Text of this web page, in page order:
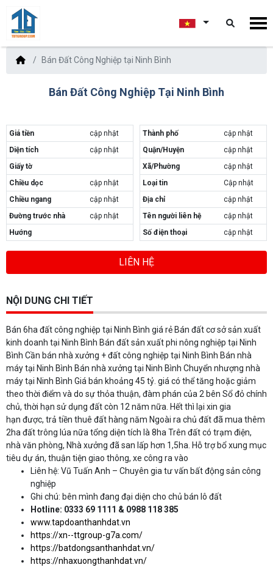
Bán Đất Công Nghiệp tại Ninh Bình
Bán Đất Công Nghiệp Tại Ninh Bình
Giá tiền
cập nhật
Diện tích
cập nhật
Giấy tờ
Chiều dọc
cập nhật
Chiều ngang
cập nhật
Đường trước nhà
cập nhật
Hướng
Thành phố
cập nhật
Quận/Huyện
cập nhật
Xã/Phường
cập nhật
Loại tin
Cập nhật
Địa chỉ
cập nhật
Tên người liên hệ
cập nhật
Số điện thoại
cập nhật
LIÊN HỆ
NỘI DUNG CHI TIẾT
Bán 6ha đất công nghiệp tại Ninh Bình giá rẻ Bán đất cơ sở sản xuất
kinh doanh tại Ninh Bình Bán đất sản xuất phi nông nghiệp tại Ninh
Bình Cần bán nhà xưởng + đất công nghiệp tại Ninh Bình Bán nhà
máy tại Ninh Bình Bán nhà xưởng tại Ninh Bình Chuyển nhượng nhà
máy tại Ninh Bình Giá bán khoảng 45 tỷ. giá có thể tăng hoặc giảm
theo thời điểm và do sự thỏa thuận, đàm phán của 2 bên Sổ đỏ chính
chủ, thời hạn sử dụng đất còn 12 năm nữa. Hết thì lại xin gia
hạn được, trả tiền thuê đất hàng năm Ngoài ra chủ đất đã mua thêm
2ha đất trông lúa nữa tổng diện tích là 8ha Trên đất có trạm điện,
nhà văn phòng, Nhà xưởng đã san lấp hơn 1,5ha. Hỗ trợ bổ xung mục
tiêu dự án, thuận tiện giao thông, xe công ra vào
Liên hệ: Vũ Tuấn Anh – Chuyên gia tư vấn bất động sản công
nghiệp
Ghi chú: bên mình đang đại diện cho chủ bán lô đất
Hotline: 0333 69 1111 & 0988 118 385
www.tapdoanthanhdat.vn
https://xn--ttgroup-g7a.com/
https://batdongsanthanhdat.vn/
https://nhaxuongthanhdat.vn/